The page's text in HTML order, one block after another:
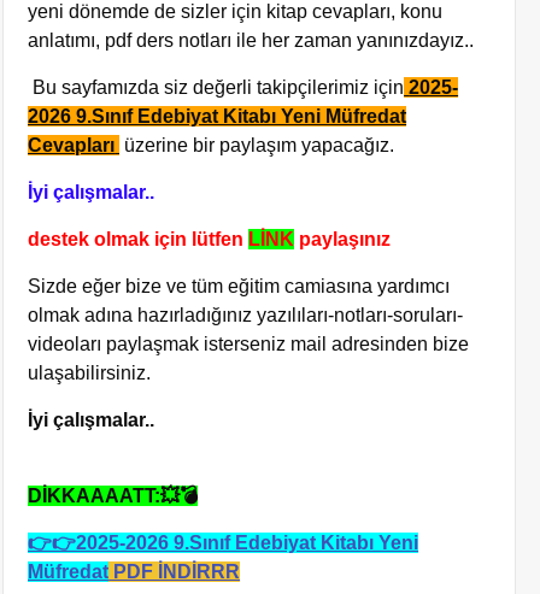
yeni dönemde de sizler için kitap cevapları, konu
anlatımı, pdf ders notları ile her zaman yanınızdayız..
Bu sayfamızda siz değerli takipçilerimiz için 2025-
2026 9.Sınıf Edebiyat Kitabı Yeni Müfredat
Cevapları üzerine bir paylaşım yapacağız.
İyi çalışmalar..
destek olmak için lütfen LİNK paylaşınız
Sizde eğer bize ve tüm eğitim camiasına yardımcı
olmak adına hazırladığınız yazılıları-notları-soruları-
videoları paylaşmak isterseniz mail adresinden bize
ulaşabilirsiniz.
İyi çalışmalar..
DİKKAAAATT:💥💣
👉👉2025-2026 9.Sınıf Edebiyat Kitabı Yeni
Müfredat PDF İNDİRRR